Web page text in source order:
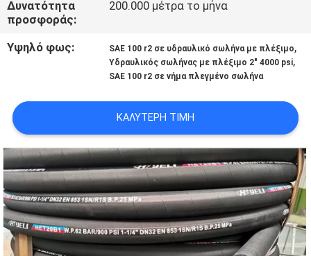
ΑΠΌΣΠΑΣΜΑ
Δυνατότητα
προσφοράς:
200.000 μέτρα το μήνα
Υψηλό φως: SAE 100 r2 σε υδραυλικό σωλήνα με πλέξιμο,
Υδραυλικός σωλήνας με πλέξιμο 2" 4000 psi,
SAE 100 r2 σε νήμα πλεγμένο σωλήνα
ΚΑΛΎΤΕΡΗ ΤΙΜΉ